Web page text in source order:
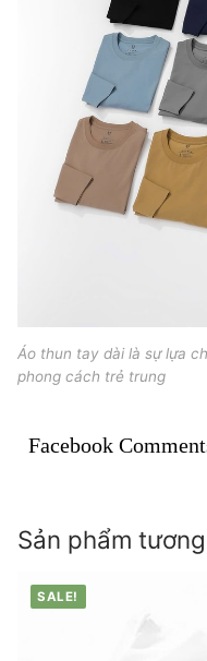
Áo thun tay dài là sự lựa
phong cách trẻ trung
Facebook
Sản phẩm
SALE!